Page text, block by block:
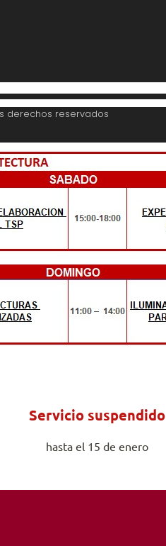
derechos reservados
Servicio suspendido
hasta el 15 de enero